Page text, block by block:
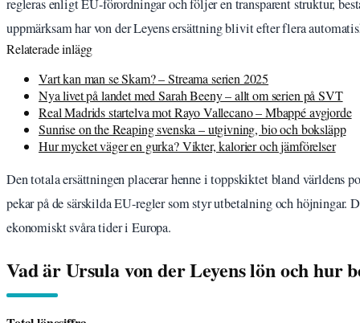
regleras enligt EU-förordningar och följer en transparent struktur,
uppmärksam har von der Leyens ersättning blivit efter flera
Relaterade inlägg
Vart kan man se Skam? – Streama serien 2025
Nya livet på landet med Sarah Beeny – allt om serien på SVT
Real Madrids startelva mot Rayo Vallecano – Mbappé avgjorde
Sunrise on the Reaping svenska – utgivning, bio och boksläpp
Hur mycket väger en gurka? Vikter, kalorier och jämförelser
Den totala ersättningen placerar henne i toppskiktet bland världens
pekar på de särskilda EU-regler som styr utbetalning och höjningar.
ekonomiskt svåra tider i Europa.
Vad är Ursula von der Leyens lön och hur